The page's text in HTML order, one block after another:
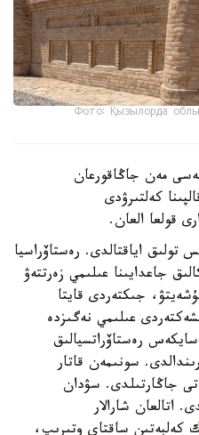
Фото: Қызылорда
مەن جاڭاقورعان
كەلتىرۋدى
قولعا العان.
اياقتالدى. رەستاۆراسيا
جاعدايىنا عىلىمي زەرتتەۋ
جىكتەردى قايتا
عىلىمي نەگىزدە
سايكەس رەستاۆراتسيالىق
سونىمەن قاتار
جاڭارتىلدى. سۋدان
اتالعان شارالار